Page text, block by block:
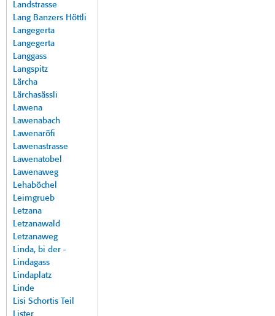
Landstrasse
Lang Banzers Höttli
Langegerta
Langegerta
Langgass
Langspitz
Lärcha
Lärchasässli
Lawena
Lawenabach
Lawenaröfi
Lawenastrasse
Lawenatobel
Lawenaweg
Lehaböchel
Leimgrueb
Letzana
Letzanawald
Letzanaweg
Linda, bi der -
Lindagass
Lindaplatz
Linde
Lisi Schortis Teil